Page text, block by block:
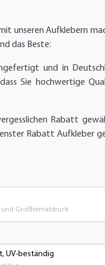
unseren Aufklebern
das Beste:
und in
Sie hochwertige
Rabatt
Rabatt Aufkleber
und Großformatdruck
UV-beständig